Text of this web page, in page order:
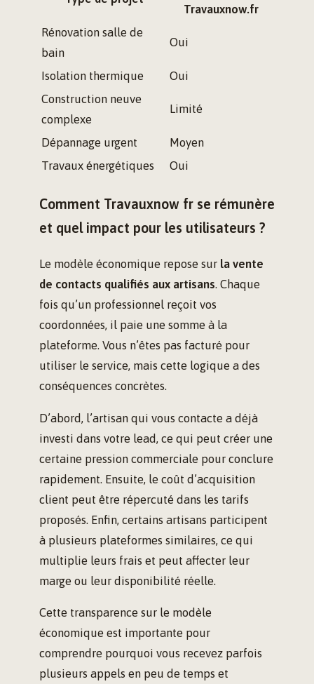
Travauxnow.fr
Rénovation salle de
bain
Oui
Isolation thermique
Oui
Construction neuve
complexe
Limité
Dépannage urgent
Moyen
Travaux énergétiques
Oui
Comment Travauxnow fr se rémunère
et quel impact pour les utilisateurs ?
Le modèle économique repose sur la vente
de contacts qualifiés aux artisans. Chaque
fois qu’un professionnel reçoit vos
coordonnées, il paie une somme à la
plateforme. Vous n’êtes pas facturé pour
utiliser le service, mais cette logique a des
conséquences concrètes.
D’abord, l’artisan qui vous contacte a déjà
investi dans votre lead, ce qui peut créer une
certaine pression commerciale pour conclure
rapidement. Ensuite, le coût d’acquisition
client peut être répercuté dans les tarifs
proposés. Enfin, certains artisans participent
à plusieurs plateformes similaires, ce qui
multiplie leurs frais et peut affecter leur
marge ou leur disponibilité réelle.
Cette transparence sur le modèle
économique est importante pour
comprendre pourquoi vous recevez parfois
plusieurs appels en peu de temps et